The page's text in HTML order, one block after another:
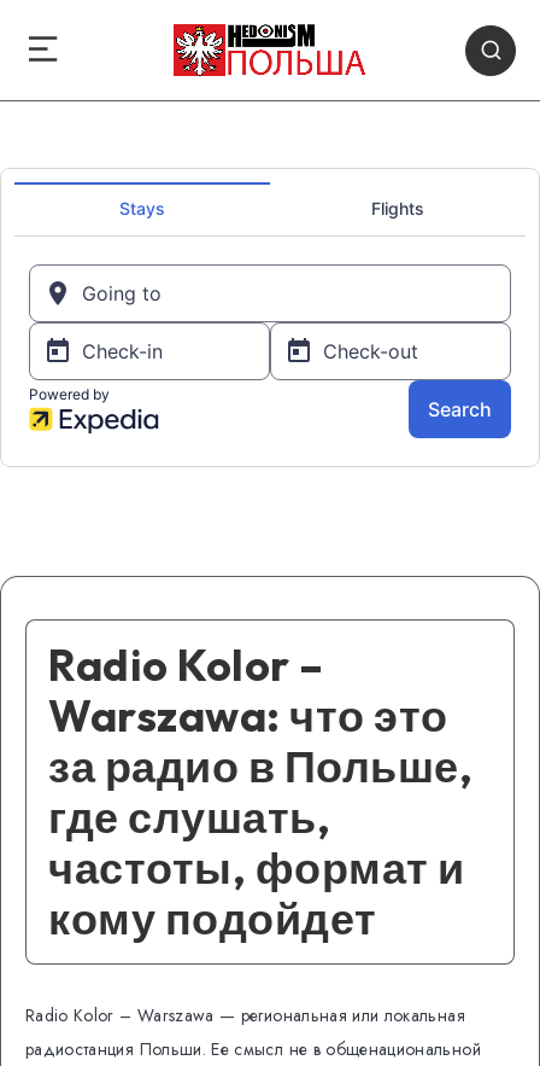
Radio Kolor –
Warszawa: что это
за радио в Польше,
где слушать,
частоты, формат и
кому подойдет
Radio Kolor – Warszawa — региональная или локальная
радиостанция Польши. Ее смысл не в общенациональной